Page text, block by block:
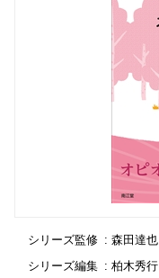
シリーズ監修 : 森田達也
シリーズ編集 : 柏木秀行